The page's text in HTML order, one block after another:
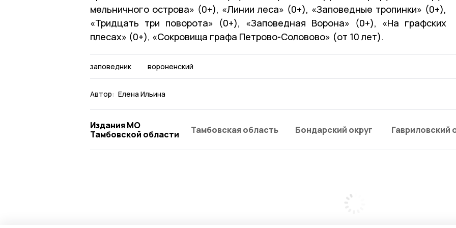
мельничного острова» (0+), «Линии леса» (0+), «Заповедные тропинки» (0+),
«Тридцать три поворота» (0+), «Заповедная Ворона» (0+), «На графских
плесах» (0+), «Сокровища графа Петрово-Соловово» (от 10 лет).
заповедник вороненский
Автор: Елена Ильина
Издания МО
Тамбовской области
Тамбовская область Бондарский округ Гавриловский